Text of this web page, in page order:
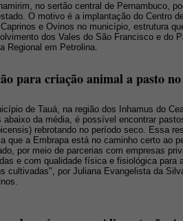
no sertão central de Pernambuco,
O motivo é a implantação do Centro
e Ovinos no município, estrutura
dos Vales do São Francisco e do
Regional em Petrolina.
para criação animal a pasto
de Tauá, na região dos Inhamus do
da média, é possível encontrar
rebrotando no período seco. Essa
que a Embrapa está no caminho certo ao
por meio de parcerias com empresas
e com qualidade física e fisiológica para
cultivadas", por Juliana Evangelista da